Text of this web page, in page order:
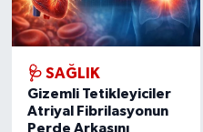
🩺 SAĞLIK
Gizemli Tetikleyiciler
Atriyal Fibrilasyonun
Perde Arkasını